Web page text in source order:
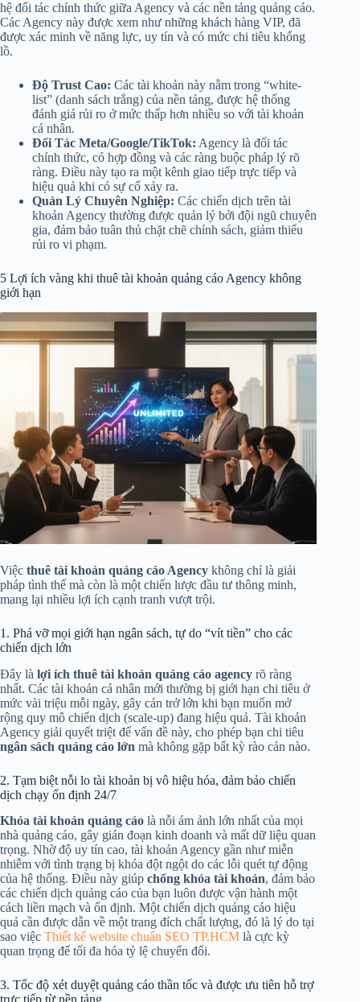
hệ đối tác chính thức giữa Agency và các nền tảng quảng cáo.
Các Agency này được xem như những khách hàng VIP, đã
được xác minh về năng lực, uy tín và có mức chi tiêu khổng
lồ.
Độ Trust Cao: Các tài khoản này nằm trong “white-
list” (danh sách trắng) của nền tảng, được hệ thống
đánh giá rủi ro ở mức thấp hơn nhiều so với tài khoản
cá nhân.
Đối Tác Meta/Google/TikTok: Agency là đối tác
chính thức, có hợp đồng và các ràng buộc pháp lý rõ
ràng. Điều này tạo ra một kênh giao tiếp trực tiếp và
hiệu quả khi có sự cố xảy ra.
Quản Lý Chuyên Nghiệp: Các chiến dịch trên tài
khoản Agency thường được quản lý bởi đội ngũ chuyên
gia, đảm bảo tuân thủ chặt chẽ chính sách, giảm thiểu
rủi ro vi phạm.
5 Lợi ích vàng khi thuê tài khoản quảng cáo Agency không
giới hạn
Việc thuê tài khoản quảng cáo Agency không chỉ là giải
pháp tình thế mà còn là một chiến lược đầu tư thông minh,
mang lại nhiều lợi ích cạnh tranh vượt trội.
1. Phá vỡ mọi giới hạn ngân sách, tự do “vít tiền” cho các
chiến dịch lớn
Đây là lợi ích thuê tài khoản quảng cáo agency rõ ràng
nhất. Các tài khoản cá nhân mới thường bị giới hạn chi tiêu ở
mức vài triệu mỗi ngày, gây cản trở lớn khi bạn muốn mở
rộng quy mô chiến dịch (scale-up) đang hiệu quả. Tài khoản
Agency giải quyết triệt để vấn đề này, cho phép bạn chi tiêu
ngân sách quảng cáo lớn mà không gặp bất kỳ rào cản nào.
2. Tạm biệt nỗi lo tài khoản bị vô hiệu hóa, đảm bảo chiến
dịch chạy ổn định 24/7
Khóa tài khoản quảng cáo là nỗi ám ảnh lớn nhất của mọi
nhà quảng cáo, gây gián đoạn kinh doanh và mất dữ liệu quan
trọng. Nhờ độ uy tín cao, tài khoản Agency gần như miễn
nhiễm với tình trạng bị khóa đột ngột do các lỗi quét tự động
của hệ thống. Điều này giúp chống khóa tài khoản, đảm bảo
các chiến dịch quảng cáo của bạn luôn được vận hành một
cách liền mạch và ổn định. Một chiến dịch quảng cáo hiệu
quả cần được dẫn về một trang đích chất lượng, đó là lý do tại
sao việc Thiết kế website chuẩn SEO TP.HCM là cực kỳ
quan trọng để tối đa hóa tỷ lệ chuyển đổi.
3. Tốc độ xét duyệt quảng cáo thần tốc và được ưu tiên hỗ trợ